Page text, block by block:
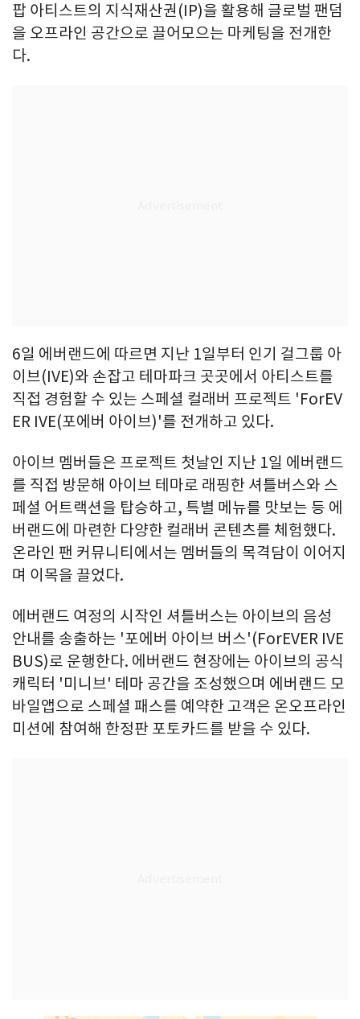
팝 아티스트의 지식재산권(IP)을 활용해 글로벌 팬덤
을 오프라인 공간으로 끌어모으는 마케팅을 전개한
다.
6일 에버랜드에 따르면 지난 1일부터 인기 걸그룹 아
이브(IVE)와 손잡고 테마파크 곳곳에서 아티스트를
직접 경험할 수 있는 스페셜 컬래버 프로젝트 'ForEV
ER IVE(포에버 아이브)'를 전개하고 있다.
아이브 멤버들은 프로젝트 첫날인 지난 1일 에버랜드
를 직접 방문해 아이브 테마로 래핑한 셔틀버스와 스
페셜 어트랙션을 탑승하고, 특별 메뉴를 맛보는 등 에
버랜드에 마련한 다양한 컬래버 콘텐츠를 체험했다.
온라인 팬 커뮤니티에서는 멤버들의 목격담이 이어지
며 이목을 끌었다.
에버랜드 여정의 시작인 셔틀버스는 아이브의 음성
안내를 송출하는 '포에버 아이브 버스'(ForEVER IVE
BUS)로 운행한다. 에버랜드 현장에는 아이브의 공식
캐릭터 '미니브' 테마 공간을 조성했으며 에버랜드 모
바일앱으로 스페셜 패스를 예약한 고객은 온오프라인
미션에 참여해 한정판 포토카드를 받을 수 있다.